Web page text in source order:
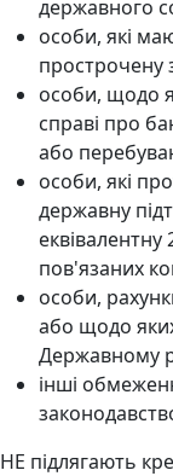
державного
особи, які
прострочену
особи, щодо
справі про
або
особи, які
державну
пов'язаних
особи,
або щодо
Державному
інші
НЕ підлягають